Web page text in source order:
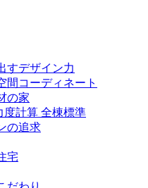
すデザイン力
間コーディネート
の家
度計算 全棟標準
の追求
宅